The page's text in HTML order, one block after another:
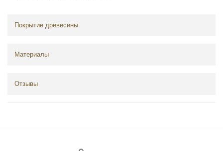
Покрытие древесины
Материалы
Отзывы